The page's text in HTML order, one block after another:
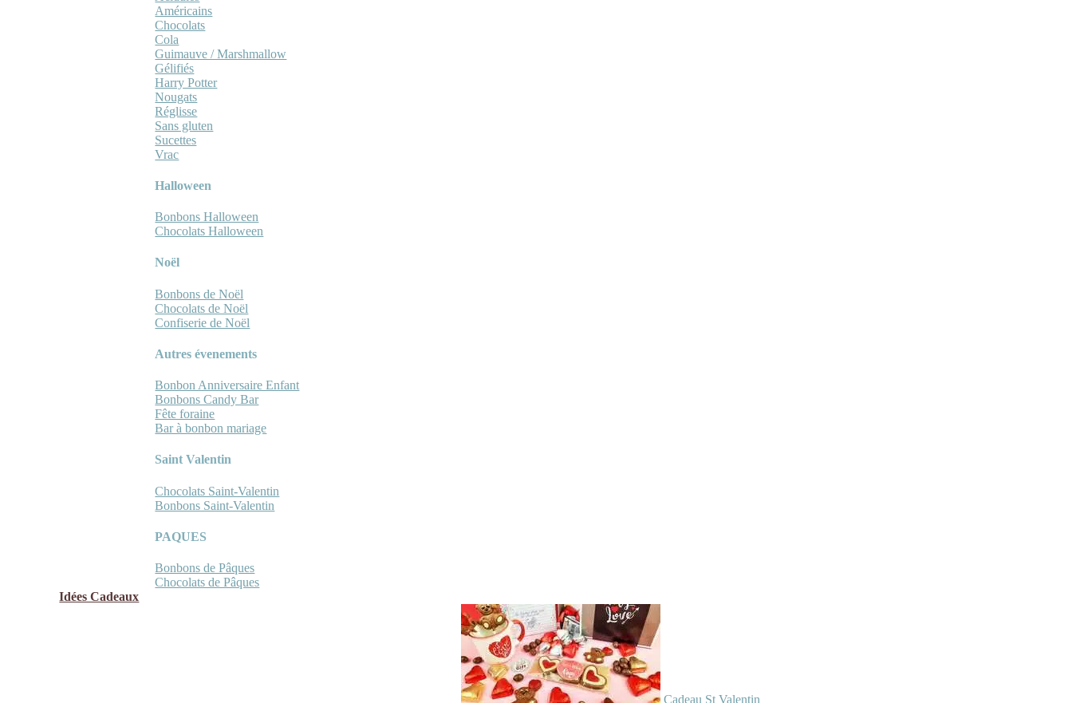
Américains
Chocolats
Cola
Guimauve / Marshmallow
Gélifiés
Harry Potter
Nougats
Réglisse
Sans gluten
Sucettes
Vrac
Halloween
Bonbons Halloween
Chocolats Halloween
Noël
Bonbons de Noël
Chocolats de Noël
Confiserie de Noël
Autres évenements
Bonbon Anniversaire Enfant
Bonbons Candy Bar
Fête foraine
Bar à bonbon mariage
Saint Valentin
Chocolats Saint-Valentin
Bonbons Saint-Valentin
PAQUES
Bonbons de Pâques
Chocolats de Pâques
Idées Cadeaux
Cadeau St Valentin